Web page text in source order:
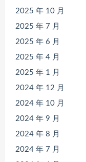
2025 年 10 月
2025 年 7 月
2025 年 6 月
2025 年 4 月
2025 年 1 月
2024 年 12 月
2024 年 10 月
2024 年 9 月
2024 年 8 月
2024 年 7 月